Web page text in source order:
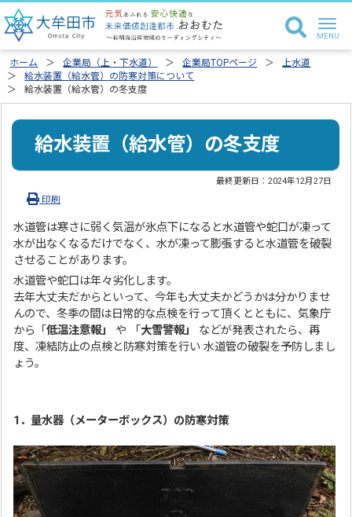
ホーム 企業局（上・下水道） 企業局TOPページ
上水道
給水装置（給水管）の防寒対策について
給水装置（給水管）の冬支度
給水装置（給水管）の冬支度
最終更新日：2024年12月27日
印刷
水道管は寒さに弱く気温が氷点下になると水道管や蛇口が凍って
水が出なくなるだけでなく、水が凍って膨張すると水道管を破裂
させることがあります。
水道管や蛇口は年々劣化します。
去年大丈夫だからといって、今年も大丈夫かどうかは分かりませ
んので、冬季の間は日常的な点検を行って頂くとともに、気象庁
から「低温注意報」 や 「 大雪警報」 などが発表されたら、再
度、凍結防止の点検と防寒対策を行い 水道管の破裂を予防しまし
ょう。
1．量水器（メーターボックス）の防寒対策